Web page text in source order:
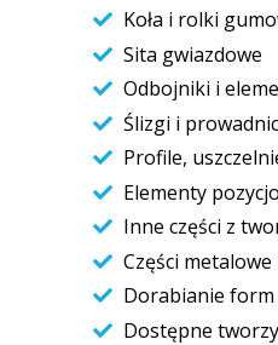
Koła i rolki
Sita gwiazdowe
Odbojniki i
Ślizgi i
Profile,
Elementy
Inne części z
Części
Dorabianie form
Dostępne